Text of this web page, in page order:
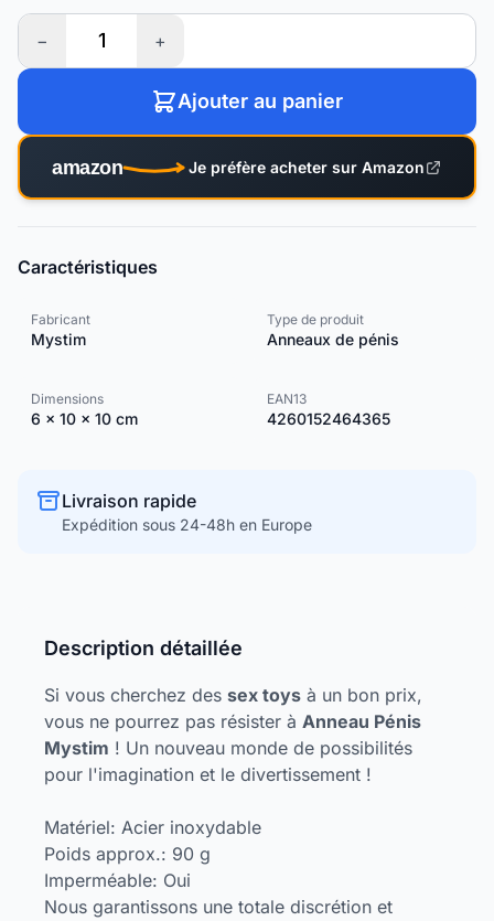
− +
Ajouter au panier
amazon Je préfère acheter sur Amazon
Caractéristiques
Fabricant
Mystim
Type de produit
Anneaux de pénis
Dimensions
6 × 10 × 10 cm
EAN13
4260152464365
Livraison rapide
Expédition sous 24-48h en Europe
Description détaillée
Si vous cherchez des sex toys à un bon prix,
vous ne pourrez pas résister à Anneau Pénis
Mystim ! Un nouveau monde de possibilités
pour l'imagination et le divertissement !
Matériel: Acier inoxydable
Poids approx.: 90 g
Imperméable: Oui
Nous garantissons une totale discrétion et